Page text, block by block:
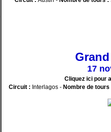
17
Cliquez ici pour
Circuit : Interlagos - Nombre de tours